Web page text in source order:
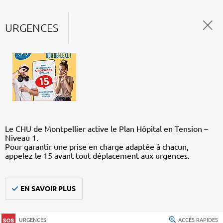
URGENCES
Le CHU de Montpellier active le Plan Hôpital en Tension –
Niveau 1.
Pour garantir une prise en charge adaptée à chacun,
appelez le 15 avant tout déplacement aux urgences.
EN SAVOIR PLUS
URGENCES ACCÈS RAPIDES